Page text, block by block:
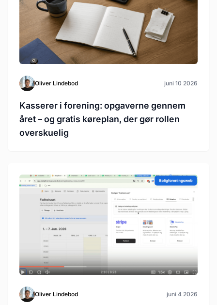
Oliver Lindebod juni 10 2026
Kasserer i forening: opgaverne gennem
året – og gratis køreplan, der gør rollen
overskuelig
Oliver Lindebod juni 4 2026